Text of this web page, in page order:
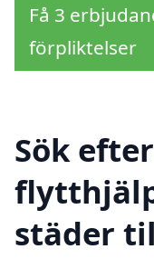
Få 3
förpliktelser
Sök
städer